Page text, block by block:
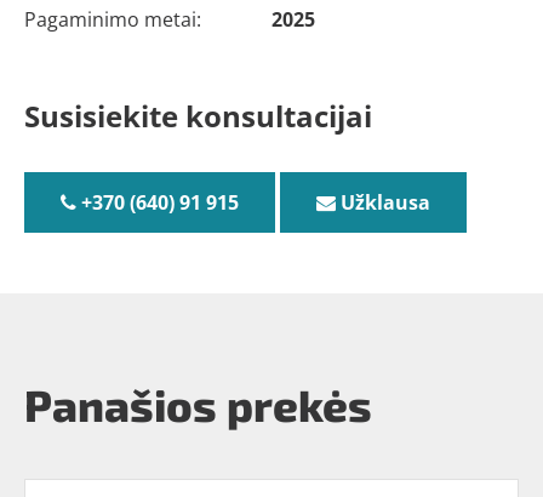
Pagaminimo metai:
2025
Susisiekite konsultacijai
+370 (640) 91 915 Užklausa
Panašios prekės